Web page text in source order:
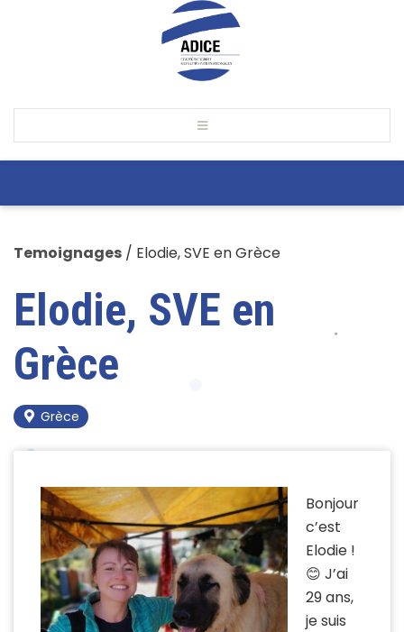
Temoignages / Elodie, SVE en Grèce
Elodie, SVE en
Grèce
Grèce
Bonjour
c’est
Elodie !
😊 J’ai
29 ans,
je suis